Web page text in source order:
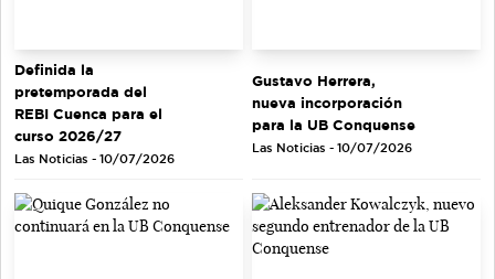
Definida la
pretemporada del
REBI Cuenca para el
curso 2026/27
Las Noticias - 10/07/2026
Gustavo Herrera,
nueva incorporación
para la UB Conquense
Las Noticias - 10/07/2026